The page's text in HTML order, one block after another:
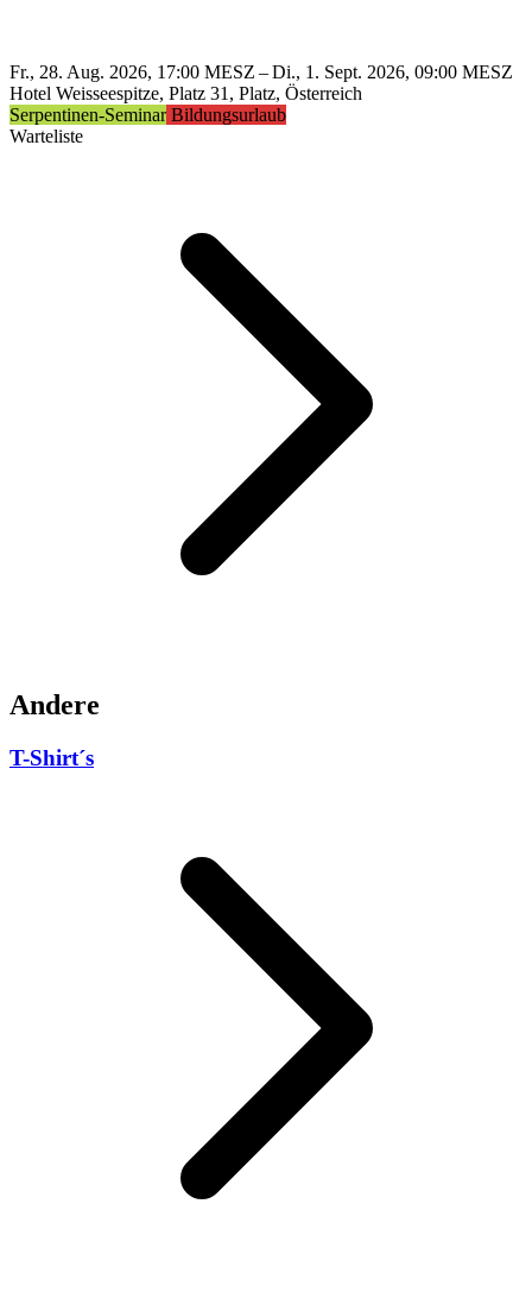
Fr., 28. Aug. 2026, 17:00 MESZ – Di., 1. Sept. 2026, 09:00 MESZ
Hotel Weisseespitze, Platz 31, Platz, Österreich
Serpentinen-Seminar Bildungsurlaub
Warteliste
Andere
T-Shirt´s